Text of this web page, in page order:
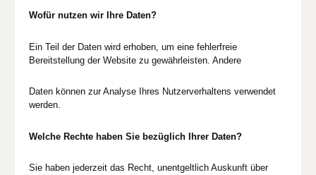
Wofür nutzen wir Ihre Daten?
Ein Teil der Daten wird erhoben, um eine fehlerfreie
Bereitstellung der Website zu gewährleisten. Andere
Daten können zur Analyse Ihres Nutzerverhaltens verwendet
werden.
Welche Rechte haben Sie bezüglich Ihrer Daten?
Sie haben jederzeit das Recht, unentgeltlich Auskunft über